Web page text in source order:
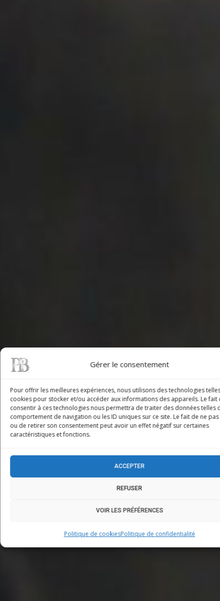
Gérer le consentement
Pour offrir les meilleures expériences, nous utilisons des technologies
cookies pour stocker et/ou accéder aux informations des appareils. Le fait
consentir à ces technologies nous permettra de traiter des données telles
comportement de navigation ou les ID uniques sur ce site. Le fait de ne
ou de retirer son consentement peut avoir un effet négatif sur certaines
caractéristiques et fonctions.
ACCEPTER
REFUSER
VOIR LES PRÉFÉRENCES
Politique de cookiesPolitique de confidentialité